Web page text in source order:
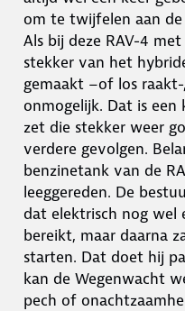
om te twijfelen aan
Als bij deze RAV-4
stekker van het
gemaakt –of los
onmogelijk. Dat is een
zet die stekker weer
verdere gevolgen.
benzinetank van de
leeggereden. De
dat elektrisch nog
bereikt, maar daarna
starten. Dat doet hij
kan de Wegenwacht
pech of